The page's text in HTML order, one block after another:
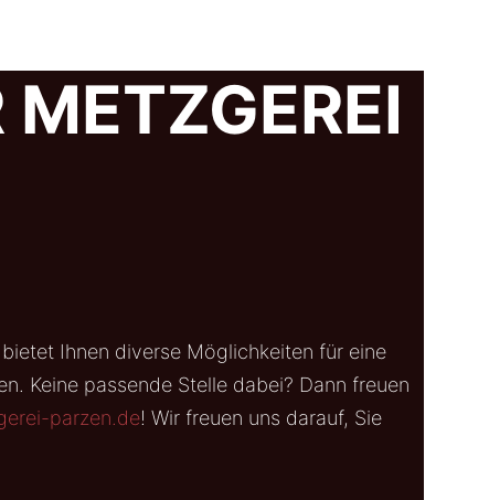
Ihnen diverse Möglichkeiten für eine
Keine passende Stelle dabei? Dann freuen
parzen.de! Wir freuen uns darauf, Sie